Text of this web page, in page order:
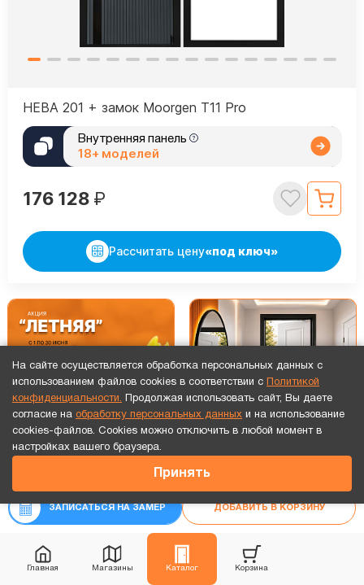
Главная Магазины Каталог Корзина
Точный расчет за 10 минут по СМС или телефону!
ЗАПИСАТЬСЯ НА ЗАМЕР ДОБАВИТЬ В КОРЗИНУ
НЕВА 201 + замок Moorgen T11 Pro
Внутренняя панель
18+ моделей
176 128 ₽
Рассчитать цену«под ключ»
На сайте осуществляется обработка персональных данных с
использованием файлов cookies в соответствии с
Политикой
конфиденциальности. Продолжая использовать сайт, Вы даете
согласие на обработку персональных данных и на использование
cookies-файлов. Cookies можно отключить в любой момент в
настройках вашего браузера.
Принять